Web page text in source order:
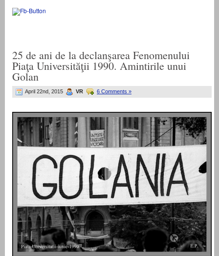
25 de ani de la declanşarea Fenomenului
Piaţa Universităţii 1990. Amintirile unui
Golan
April 22nd, 2015 VR 6 Comments »